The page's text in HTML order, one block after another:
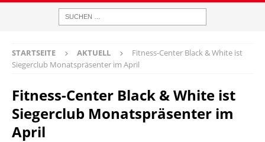
STARTSEITE AKTUELL
Fitness-Center Black & White ist
Siegerclub Monatspräsenter im April
Fitness-Center Black & White ist
Siegerclub Monatspräsenter im
April